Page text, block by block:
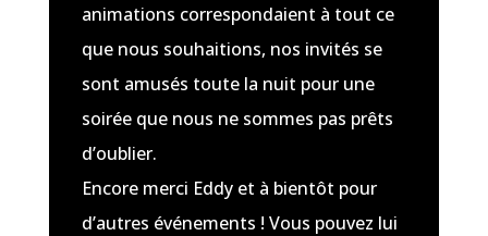
animations correspondaient à tout ce
que nous souhaitions, nos invités se
sont amusés toute la nuit pour une
soirée que nous ne sommes pas prêts
d’oublier.
Encore merci Eddy et à bientôt pour
d’autres événements ! Vous pouvez lui